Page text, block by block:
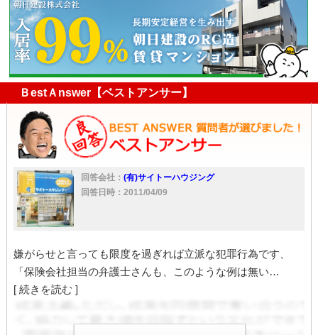
直接
不動産業 評価 分譲
家
分譲マンション
売却 工事 オーナー
賃貸借
海外
不動産業者 賠償金 漏水 階下
ＢestＡnswer【ベストアンサー】
回答会社： (有)サイトーハウジング
回答日時：2011/04/09
嫌がらせと言っても限度を過ぎれば立派な犯罪行為です、
「保険会社担当の弁護士さんも、このような例は無い…
[ 続きを読む ]